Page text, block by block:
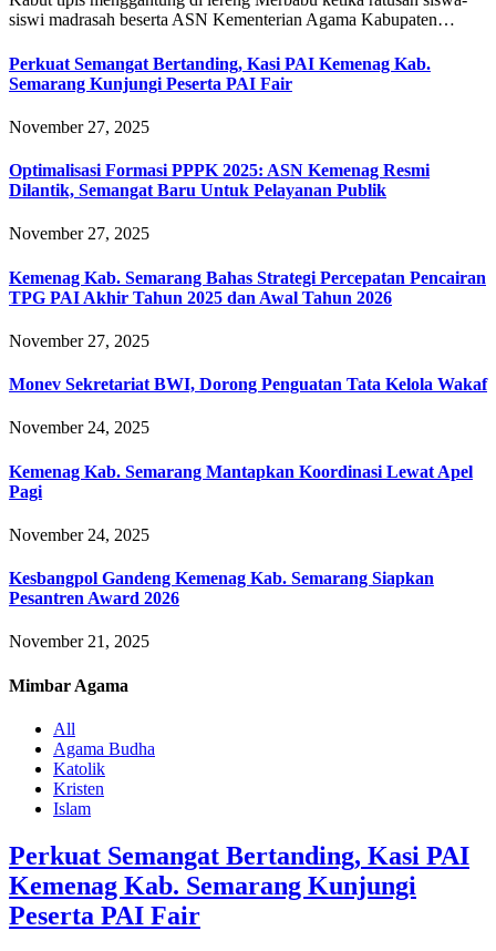
siswi madrasah beserta ASN Kementerian Agama Kabupaten…
Perkuat Semangat Bertanding, Kasi PAI Kemenag Kab.
Semarang Kunjungi Peserta PAI Fair
November 27, 2025
Optimalisasi Formasi PPPK 2025: ASN Kemenag Resmi
Dilantik, Semangat Baru Untuk Pelayanan Publik
November 27, 2025
Kemenag Kab. Semarang Bahas Strategi Percepatan Pencairan
TPG PAI Akhir Tahun 2025 dan Awal Tahun 2026
November 27, 2025
Monev Sekretariat BWI, Dorong Penguatan Tata Kelola Wakaf
November 24, 2025
Kemenag Kab. Semarang Mantapkan Koordinasi Lewat Apel
Pagi
November 24, 2025
Kesbangpol Gandeng Kemenag Kab. Semarang Siapkan
Pesantren Award 2026
November 21, 2025
Mimbar Agama
All
Agama Budha
Katolik
Kristen
Islam
Perkuat Semangat Bertanding, Kasi PAI
Kemenag Kab. Semarang Kunjungi
Peserta PAI Fair